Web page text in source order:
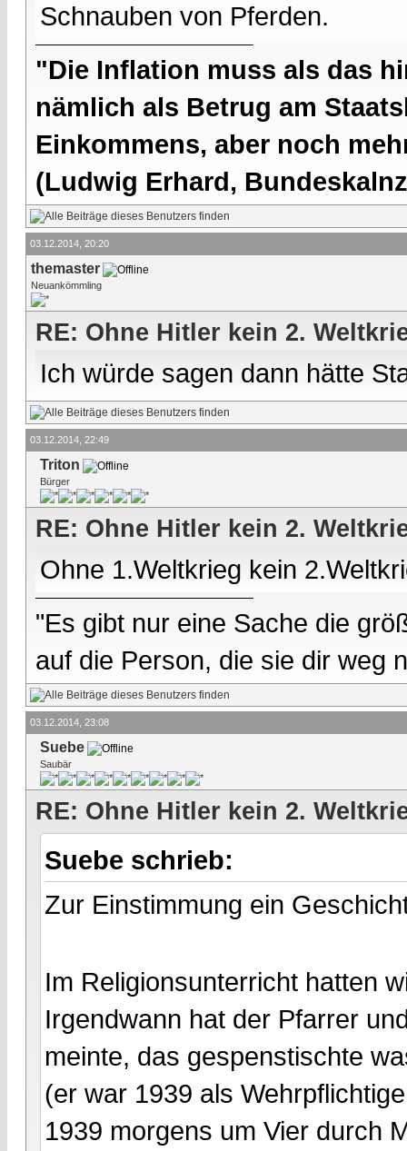
Schnauben von Pferden.
"Die Inflation muss als das
nämlich als Betrug am
Einkommens, aber noch
(Ludwig Erhard,
03.12.2014, 20:20
themaster
Neuankömmling
RE: Ohne Hitler kein 2.
Ich würde sagen dann hätte
03.12.2014, 22:49
Triton
Bürger
RE: Ohne Hitler kein 2.
Ohne 1.Weltkrieg kein
"Es gibt nur eine Sache die
auf die Person, die sie dir weg
03.12.2014, 23:08
Suebe
Saubär
RE: Ohne Hitler kein 2.
Suebe schrieb:
Zur Einstimmung ein
Im Religionsunterricht hatten
Irgendwann hat der Pfarrer
meinte, das gespenstischte
(er war 1939 als
1939 morgens um Vier durch